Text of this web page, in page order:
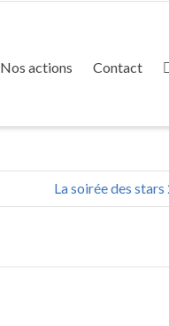
Nos actions Contact
La soirée des